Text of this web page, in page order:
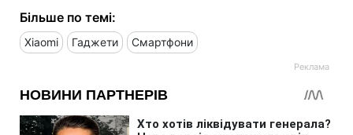
Більше по темі:
Xiaomi Гаджети Смартфони